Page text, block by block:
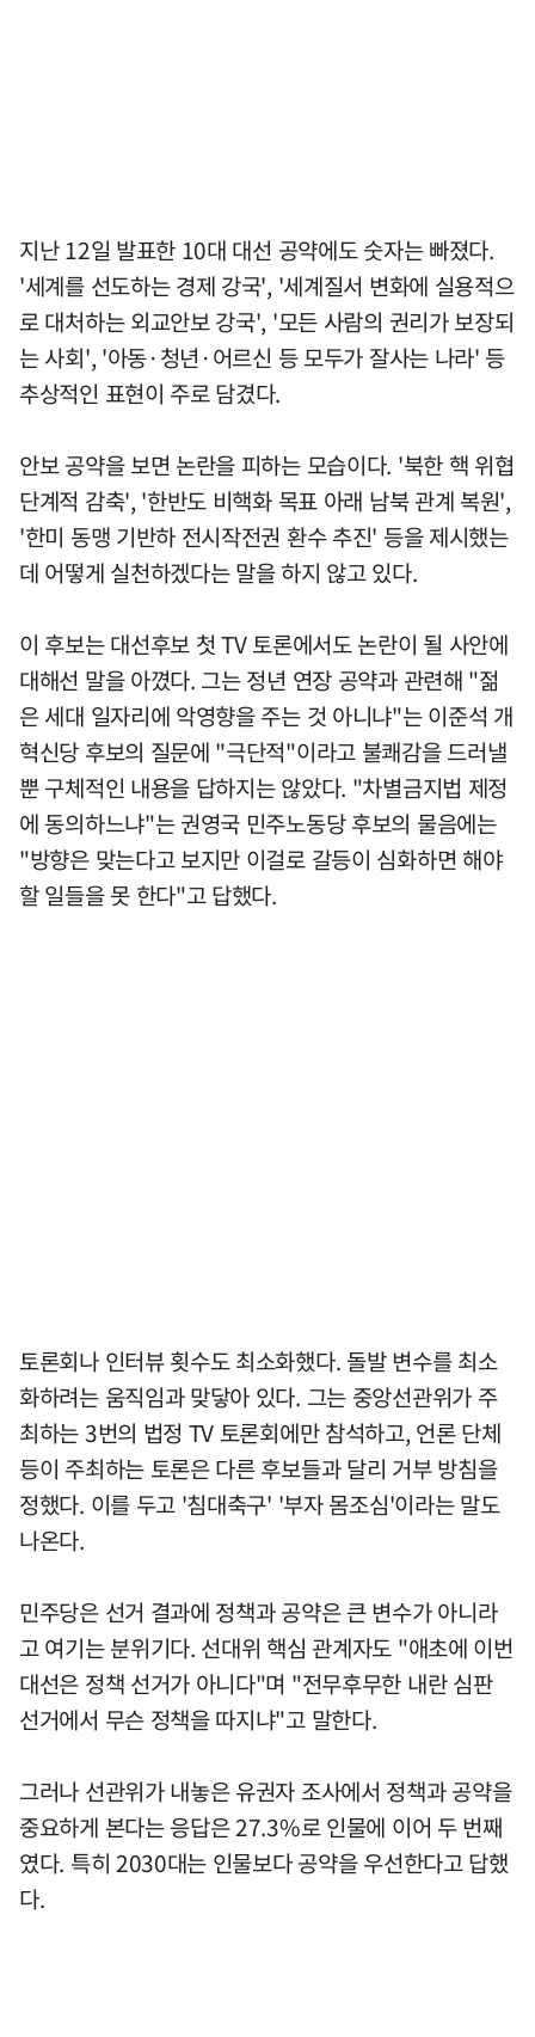
지난 12일 발표한 10대 대선 공약에도 숫자는 빠졌다.
'세계를 선도하는 경제 강국', '세계질서 변화에 실용적으
로 대처하는 외교안보 강국', '모든 사람의 권리가 보장되
는 사회', '아동·청년·어르신 등 모두가 잘사는 나라' 등
추상적인 표현이 주로 담겼다.
안보 공약을 보면 논란을 피하는 모습이다. '북한 핵 위협
단계적 감축', '한반도 비핵화 목표 아래 남북 관계 복원',
'한미 동맹 기반하 전시작전권 환수 추진' 등을 제시했는
데 어떻게 실천하겠다는 말을 하지 않고 있다.
이 후보는 대선후보 첫 TV 토론에서도 논란이 될 사안에
대해선 말을 아꼈다. 그는 정년 연장 공약과 관련해 "젊
은 세대 일자리에 악영향을 주는 것 아니냐"는 이준석 개
혁신당 후보의 질문에 "극단적"이라고 불쾌감을 드러낼
뿐 구체적인 내용을 답하지는 않았다. "차별금지법 제정
에 동의하느냐"는 권영국 민주노동당 후보의 물음에는
"방향은 맞는다고 보지만 이걸로 갈등이 심화하면 해야
할 일들을 못 한다"고 답했다.
토론회나 인터뷰 횟수도 최소화했다. 돌발 변수를 최소
화하려는 움직임과 맞닿아 있다. 그는 중앙선관위가 주
최하는 3번의 법정 TV 토론회에만 참석하고, 언론 단체
등이 주최하는 토론은 다른 후보들과 달리 거부 방침을
정했다. 이를 두고 '침대축구' '부자 몸조심'이라는 말도
나온다.
민주당은 선거 결과에 정책과 공약은 큰 변수가 아니라
고 여기는 분위기다. 선대위 핵심 관계자도 "애초에 이번
대선은 정책 선거가 아니다"며 "전무후무한 내란 심판
선거에서 무슨 정책을 따지냐"고 말한다.
그러나 선관위가 내놓은 유권자 조사에서 정책과 공약을
중요하게 본다는 응답은 27.3%로 인물에 이어 두 번째
였다. 특히 2030대는 인물보다 공약을 우선한다고 답했
다.